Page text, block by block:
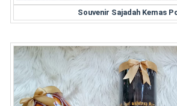
Souvenir Sajadah Kemas